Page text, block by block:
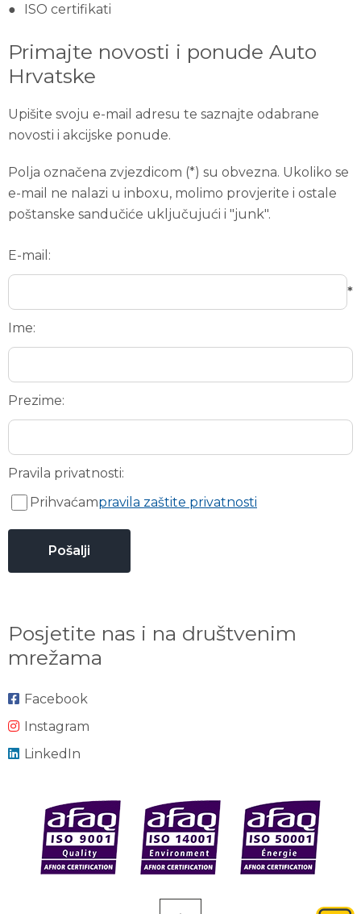
ISO certifikati
Primajte novosti i ponude Auto
Hrvatske
Upišite svoju e-mail adresu te saznajte odabrane
novosti i akcijske ponude.
Polja označena zvjezdicom (*) su obvezna. Ukoliko se
e-mail ne nalazi u inboxu, molimo provjerite i ostale
poštanske sandučiće uključujući i "junk".
E-mail:
*
Ime:
Prezime:
Pravila privatnosti:
Prihvaćampravila zaštite privatnosti
Posjetite nas i na društvenim
mrežama
Facebook
Instagram
LinkedIn